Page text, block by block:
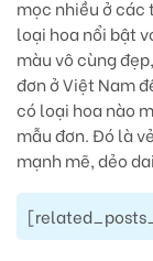
mọc nhiều ở các
loại hoa nổi bật
màu vô cùng
đơn ở Việt Nam
có loại hoa nào
mẫu đơn. Đó là
mạnh mẽ, dẻo